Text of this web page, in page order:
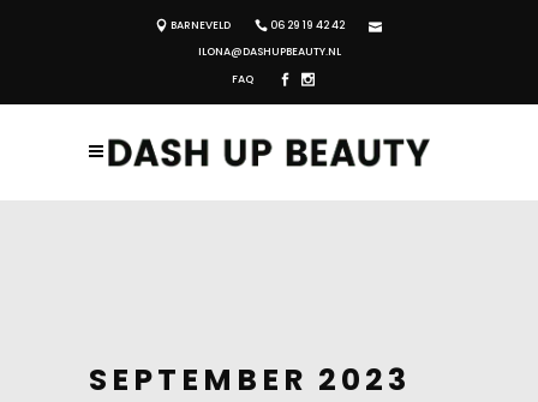
BARNEVELD
06 29 19 42 42
ILONA@DASHUPBEAUTY.NL
FAQ
SEPTEMBER 2023